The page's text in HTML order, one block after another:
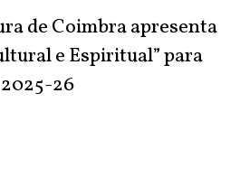
de Coimbra apresenta
e Espiritual” para
2025-26